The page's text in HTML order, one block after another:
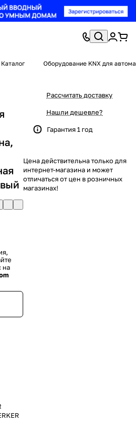
Каталог Оборудование KNX для
на
Рассчитать доставку
Нашли дешевле?
Гарантия 1 год
Цена действительна только для
интернет-магазина и может
отличаться от цен в розничных
магазинах!